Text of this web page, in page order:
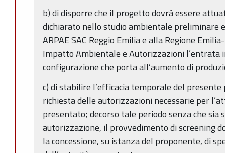
b) di disporre che il progetto dovrà essere
dichiarato nello studio ambientale preliminare
ARPAE SAC Reggio Emilia e alla Regione
Impatto Ambientale e Autorizzazioni l’entrata
configurazione che porta all’aumento di
c) di stabilire l’efficacia temporale del
richiesta delle autorizzazioni necessarie per
presentato; decorso tale periodo senza che
autorizzazione, il provvedimento di screening
la concessione, su istanza del proponente, di